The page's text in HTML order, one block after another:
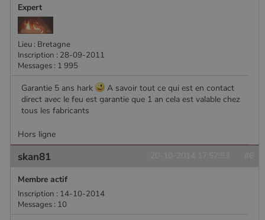
Expert
Lieu : Bretagne
Inscription : 28-09-2011
Messages : 1 995
Garantie 5 ans hark
A savoir tout ce qui est en contact
direct avec le feu est garantie que 1 an cela est valable chez
tous les fabricants
Hors ligne
skan81
Membre actif
Inscription : 14-10-2014
Messages : 10